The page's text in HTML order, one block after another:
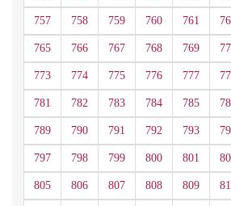
757 758 759 760 761
765 766 767 768 769
773 774 775 776 777
781 782 783 784 785
789 790 791 792 793
797 798 799 800 801
805 806 807 808 809